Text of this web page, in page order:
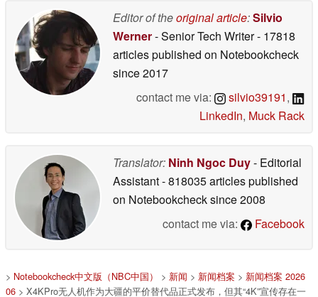
Editor of theoriginal article:Silvio
Werner- Senior Tech Writer- 17818
articles published on Notebookcheck
since 2017
contact me via:
silvio39191,
LinkedIn, Muck Rack
Translator: Ninh Ngoc Duy- Editorial
Assistant- 818035 articles published
on Notebookchecksince 2008
contact me via:
Facebook
> Notebookcheck中文版（NBC中国） > 新闻 > 新闻档案 > 新闻档案 2026
06> X4KPro无人机作为大疆的平价替代品正式发布，但其“4K”宣传存在一